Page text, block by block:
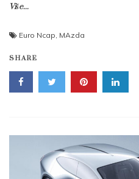
Više...
Euro Ncap MAzda
SHARE